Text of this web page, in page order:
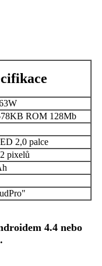
ROM 128Mb
2,0 palce
pixelů
4.4 nebo